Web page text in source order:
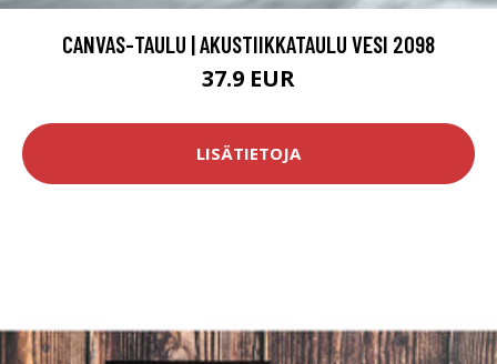
CANVAS-TAULU | AKUSTIIKKATAULU VESI 2098
37.9 EUR
LISÄTIETOJA